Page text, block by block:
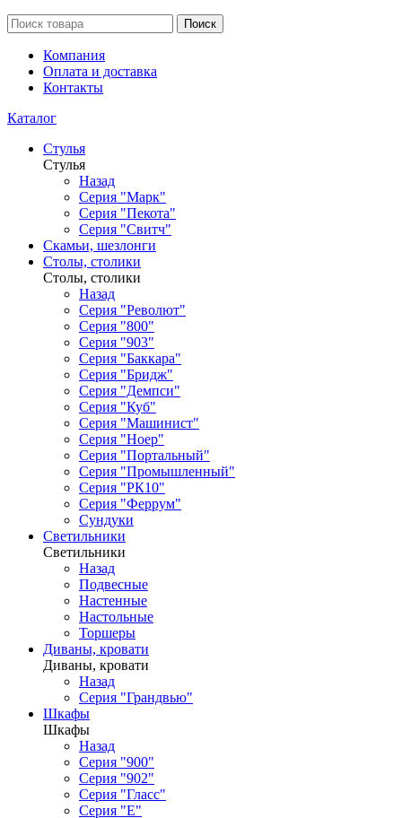
Поиск
Компания
Оплата и доставка
Контакты
Каталог
Стулья
Стулья
Назад
Серия "Марк"
Серия "Пекота"
Серия "Свитч"
Скамьи, шезлонги
Столы, столики
Столы, столики
Назад
Серия "Револют"
Серия "800"
Серия "903"
Серия "Баккара"
Серия "Бридж"
Серия "Демпси"
Серия "Куб"
Серия "Машинист"
Серия "Ноер"
Серия "Портальный"
Серия "Промышленный"
Серия "РК10"
Серия "Феррум"
Сундуки
Светильники
Светильники
Назад
Подвесные
Настенные
Настольные
Торшеры
Диваны, кровати
Диваны, кровати
Назад
Серия "Грандвью"
Шкафы
Шкафы
Назад
Серия "900"
Серия "902"
Серия "Гласс"
Серия "Е"